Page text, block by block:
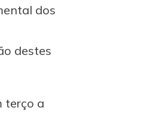
dos
destes
terço a